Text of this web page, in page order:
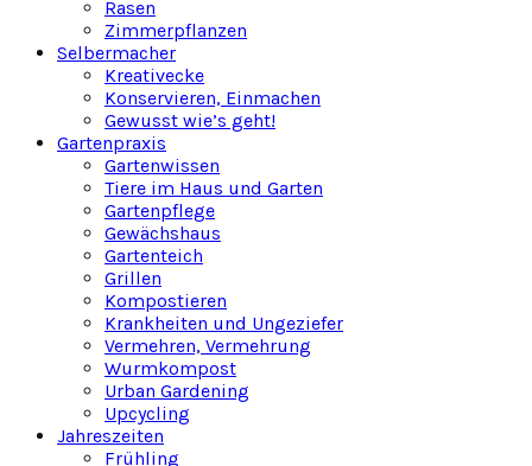
Rasen
Zimmerpflanzen
Selbermacher
Kreativecke
Konservieren, Einmachen
Gewusst wie’s geht!
Gartenpraxis
Gartenwissen
Tiere im Haus und Garten
Gartenpflege
Gewächshaus
Gartenteich
Grillen
Kompostieren
Krankheiten und Ungeziefer
Vermehren, Vermehrung
Wurmkompost
Urban Gardening
Upcycling
Jahreszeiten
Frühling